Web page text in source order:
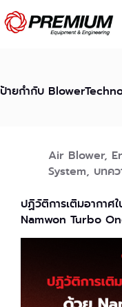
Skip
to
content
ป้ายกำกับ
Air Blower,
System, บทค
ปฏิวัติการเติมอากาศ
Namwon Turbo